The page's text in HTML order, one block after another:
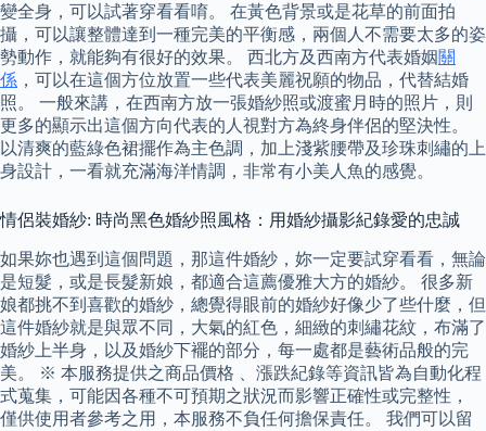
變全身，可以試著穿看看唷。 在黃色背景或是花草的前面拍
攝，可以讓整體達到一種完美的平衡感，兩個人不需要太多的姿
勢動作，就能夠有很好的效果。 西北方及西南方代表婚姻關
係 ，可以在這個方位放置一些代表美麗祝願的物品，代替結婚
照。 一般來講，在西南方放一張婚紗照或渡蜜月時的照片，則
更多的顯示出這個方向代表的人視對方為終身伴侶的堅決性。
以清爽的藍綠色裙擺作為主色調，加上淺紫腰帶及珍珠刺繡的上
身設計，一看就充滿海洋情調，非常有小美人魚的感覺。
情侶裝婚紗: 時尚黑色婚紗照風格：用婚紗攝影紀錄愛的忠誠
如果妳也遇到這個問題，那這件婚紗，妳一定要試穿看看，無論
是短髮，或是長髮新娘，都適合這薦優雅大方的婚紗。 很多新
娘都挑不到喜歡的婚紗，總覺得眼前的婚紗好像少了些什麼，但
這件婚紗就是與眾不同，大氣的紅色，細緻的刺繡花紋，布滿了
婚紗上半身，以及婚紗下襬的部分，每一處都是藝術品般的完
美。 ※ 本服務提供之商品價格 、漲跌紀錄等資訊皆為自動化程
式蒐集，可能因各種不可預期之狀況而影響正確性或完整性，
僅供使用者參考之用，本服務不負任何擔保責任。 我們可以留